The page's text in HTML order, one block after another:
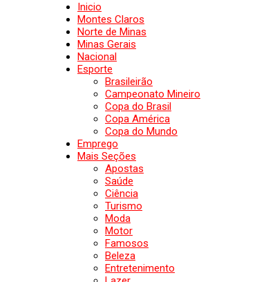
Inicio
Montes Claros
Norte de Minas
Minas Gerais
Nacional
Esporte
Brasileirão
Campeonato Mineiro
Copa do Brasil
Copa América
Copa do Mundo
Emprego
Mais Seções
Apostas
Saúde
Ciência
Turismo
Moda
Motor
Famosos
Beleza
Entretenimento